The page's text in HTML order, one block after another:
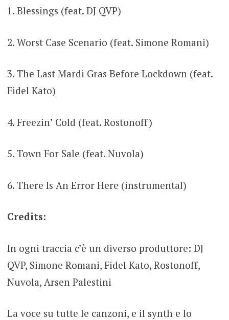
1. Blessings (feat. DJ QVP)
2. Worst Case Scenario (feat. Simone Romani)
3. The Last Mardi Gras Before Lockdown (feat.
Fidel Kato)
4. Freezin’ Cold (feat. Rostonoff)
5. Town For Sale (feat. Nuvola)
6. There Is An Error Here (instrumental)
Credits:
In ogni traccia c’è un diverso produttore: DJ
QVP, Simone Romani, Fidel Kato, Rostonoff,
Nuvola, Arsen Palestini
La voce su tutte le canzoni, e il synth e lo